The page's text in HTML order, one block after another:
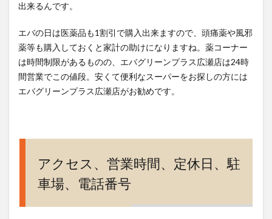
出来るんです。
エバの日は医薬品も1割引で購入出来ますので、頭痛薬や風邪
薬等も購入しておくと家計の助けになりますね。薬コーナー
は時間制限があるものの、エバグリーンプラス広瀬店は24時
間営業でこの値段。安くて便利なスーパーをお探しの方には
エバグリーンプラス広瀬店がお勧めです。
アクセス、営業時間、定休日、駐
車場、電話番号